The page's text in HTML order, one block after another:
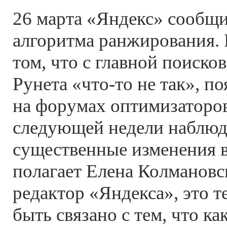
26 марта «Яндекс»
алгоритма
том, что с главной
Рунета «что-то не так»,
на форумах
следующей недели
существенные изменения
полагает Елена
редактор «Яндекса», это
быть связано с тем, что